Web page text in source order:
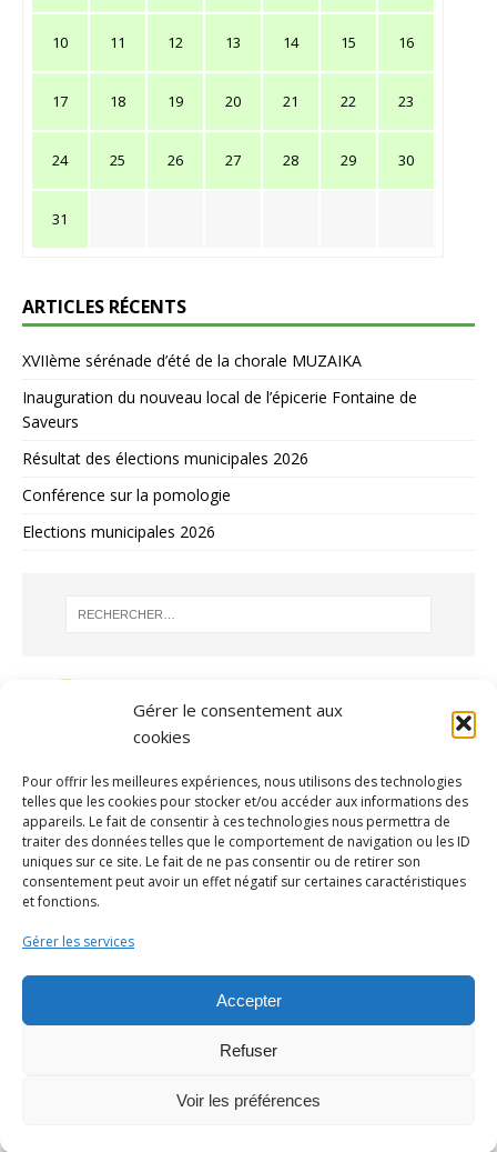
Gérer le consentement aux
cookies
Pour offrir les meilleures expériences, nous utilisons des technologies
telles que les cookies pour stocker et/ou accéder aux informations des
appareils. Le fait de consentir à ces technologies nous permettra de
traiter des données telles que le comportement de navigation ou les ID
uniques sur ce site. Le fait de ne pas consentir ou de retirer son
consentement peut avoir un effet négatif sur certaines caractéristiques
et fonctions.
Gérer les services
Accepter
Refuser
Voir les préférences
10 11 12 13 14 15 16
17 18 19 20 21 22 23
24 25 26 27 28 29 30
31
ARTICLES RÉCENTS
XVIIème sérénade d’été de la chorale MUZAIKA
Inauguration du nouveau local de l’épicerie Fontaine de
Saveurs
Résultat des élections municipales 2026
Conférence sur la pomologie
Elections municipales 2026
ARCHIVES
Contacter la mairie par mailou par téléphone au 02 32 44 13
15
INFORMATIQUE.FR